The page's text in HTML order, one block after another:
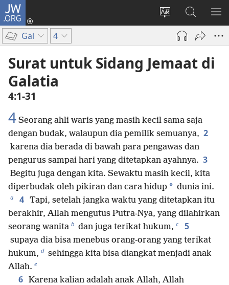
JW.ORG
Ganti
bahasa
situs
Log
(terbuka
baru)
Cari
JW.ORG
Gal 4
Surat untuk Sidang Jemaat di
Galatia
4:1-31
4 Seorang ahli waris yang masih kecil sama saja
dengan budak, walaupun dia pemilik semuanya, 2
karena dia berada di bawah para pengawas dan
pengurus sampai hari yang ditetapkan ayahnya. 3
Begitu juga dengan kita. Sewaktu masih kecil, kita
diperbudak oleh pikiran dan cara hidup * dunia ini.
a 4 Tapi, setelah jangka waktu yang ditetapkan itu
berakhir, Allah mengutus Putra-Nya, yang dilahirkan
seorang wanita b dan juga terikat hukum, c 5
supaya dia bisa menebus orang-orang yang terikat
hukum, d sehingga kita bisa diangkat menjadi anak
Allah. e
6 Karena kalian adalah anak Allah, Allah